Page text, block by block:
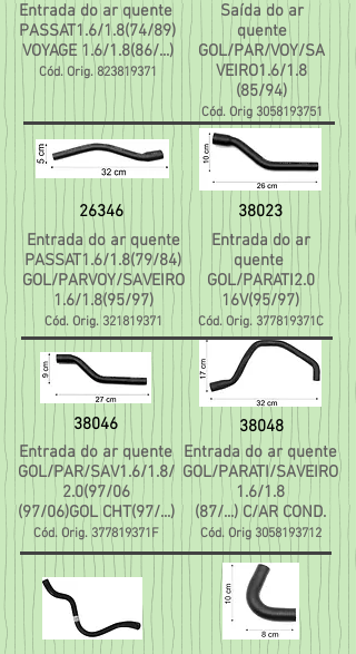
Entrada do ar quente
PASSAT1.6/1.8(74/89)
VOYAGE 1.6/1.8(86/...)
Cód. Orig. 823819371
Saída do ar
quente
GOL/PAR/VOY/SA
VEIRO1.6/1.8
(85/94)
Cód. Orig 3058193751
26346
Entrada do ar quente
PASSAT1.6/1.8(79/84)
GOL/PARVOY/SAVEIRO
1.6/1.8(95/97)
Cód. Orig. 321819371
38023
Entrada do ar
quente
GOL/PARATI2.0
16V(95/97)
Cód. Orig. 377819371C
38046
Entrada do ar quente
GOL/PAR/SAV1.6/1.8/
2.0(97/06
(97/06)GOL CHT(97/...)
Cód. Orig. 377819371F
38048
Entrada do ar quente
GOL/PARATI/SAVEIRO
1.6/1.8
(87/...) C/AR COND.
Cód. Orig 3058193712